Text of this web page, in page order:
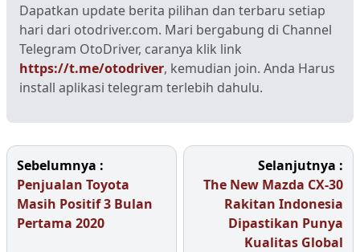
Dapatkan update berita pilihan dan terbaru setiap
hari dari otodriver.com. Mari bergabung di Channel
Telegram OtoDriver, caranya klik link
https://t.me/otodriver, kemudian join. Anda Harus
install aplikasi telegram terlebih dahulu.
Sebelumnya :
Penjualan Toyota
Masih Positif 3 Bulan
Pertama 2020
Selanjutnya :
The New Mazda CX-30
Rakitan Indonesia
Dipastikan Punya
Kualitas Global